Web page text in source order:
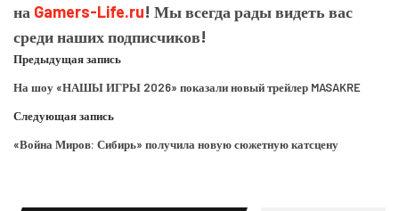
на Gamers-Life.ru! Мы всегда рады видеть вас
среди наших подписчиков!
Предыдущая запись
На шоу «НАШЫ ИГРЫ 2026» показали новый трейлер MASAKRE
Следующая запись
«Война Миров: Сибирь» получила новую сюжетную катсцену